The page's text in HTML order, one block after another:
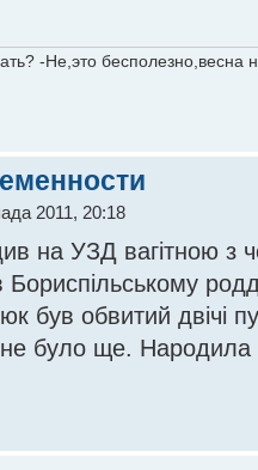
-Не,это бесполезно,весна
2011, 20:18
на УЗД вагітною з
був обвитий двічі
було ще.